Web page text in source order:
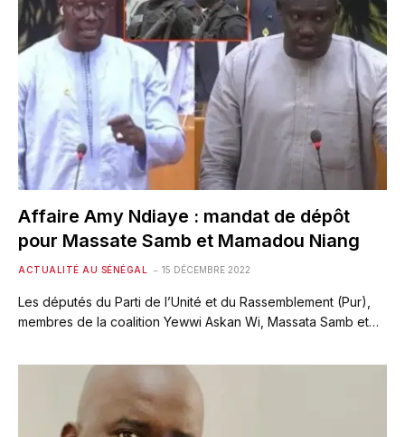
Affaire Amy Ndiaye : mandat de dépôt
pour Massate Samb et Mamadou Niang
ACTUALITÉ AU SÉNÉGAL 15 DÉCEMBRE 2022
Les députés du Parti de l’Unité et du Rassemblement (Pur),
membres de la coalition Yewwi Askan Wi, Massata Samb et…